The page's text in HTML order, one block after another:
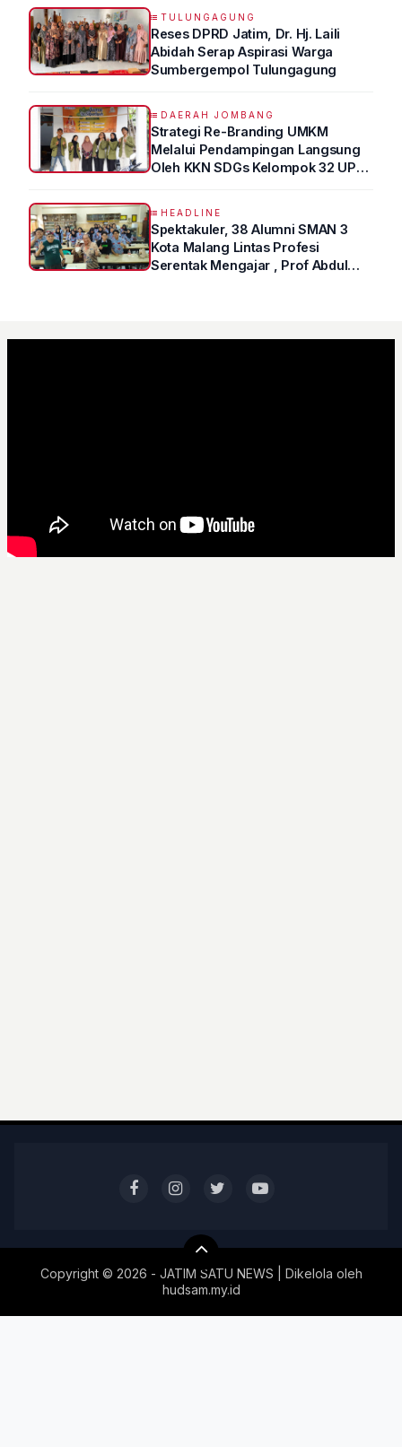
TULUNGAGUNG
Reses DPRD Jatim, Dr. Hj. Laili
Abidah Serap Aspirasi Warga
Sumbergempol Tulungagung
DAERAH JOMBANG
Strategi Re-Branding UMKM
Melalui Pendampingan Langsung
Oleh KKN SDGs Kelompok 32 UPN
HEADLINE
Spektakuler, 38 Alumni SMAN 3
Kota Malang Lintas Profesi
Serentak Mengajar , Prof Abdul
Copyright © 2026 - JATIM SATU NEWS | Dikelola oleh
hudsam.my.id